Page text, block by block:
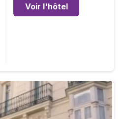
Voir l'hôtel